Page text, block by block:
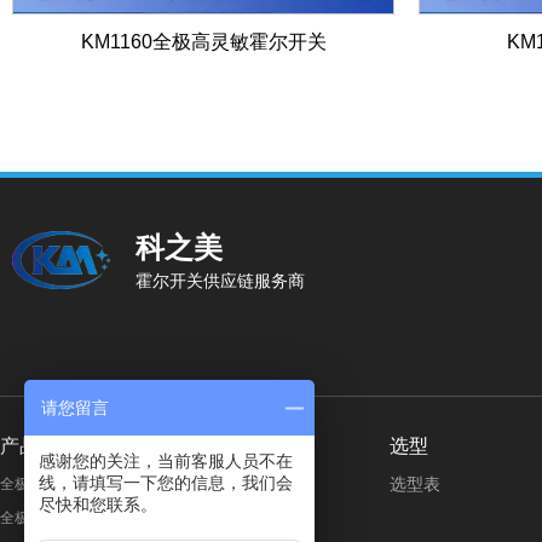
KM1160全极高灵敏霍尔开关
科之美
霍尔开关供应链服务商
产品分类
全极微功耗霍尔开关
全极高电压霍尔开关
美容个护
选型
选型表
请您留言
感谢您的关注，当前客服人员不在
线，请填写一下您的信息，我们会
尽快和您联系。